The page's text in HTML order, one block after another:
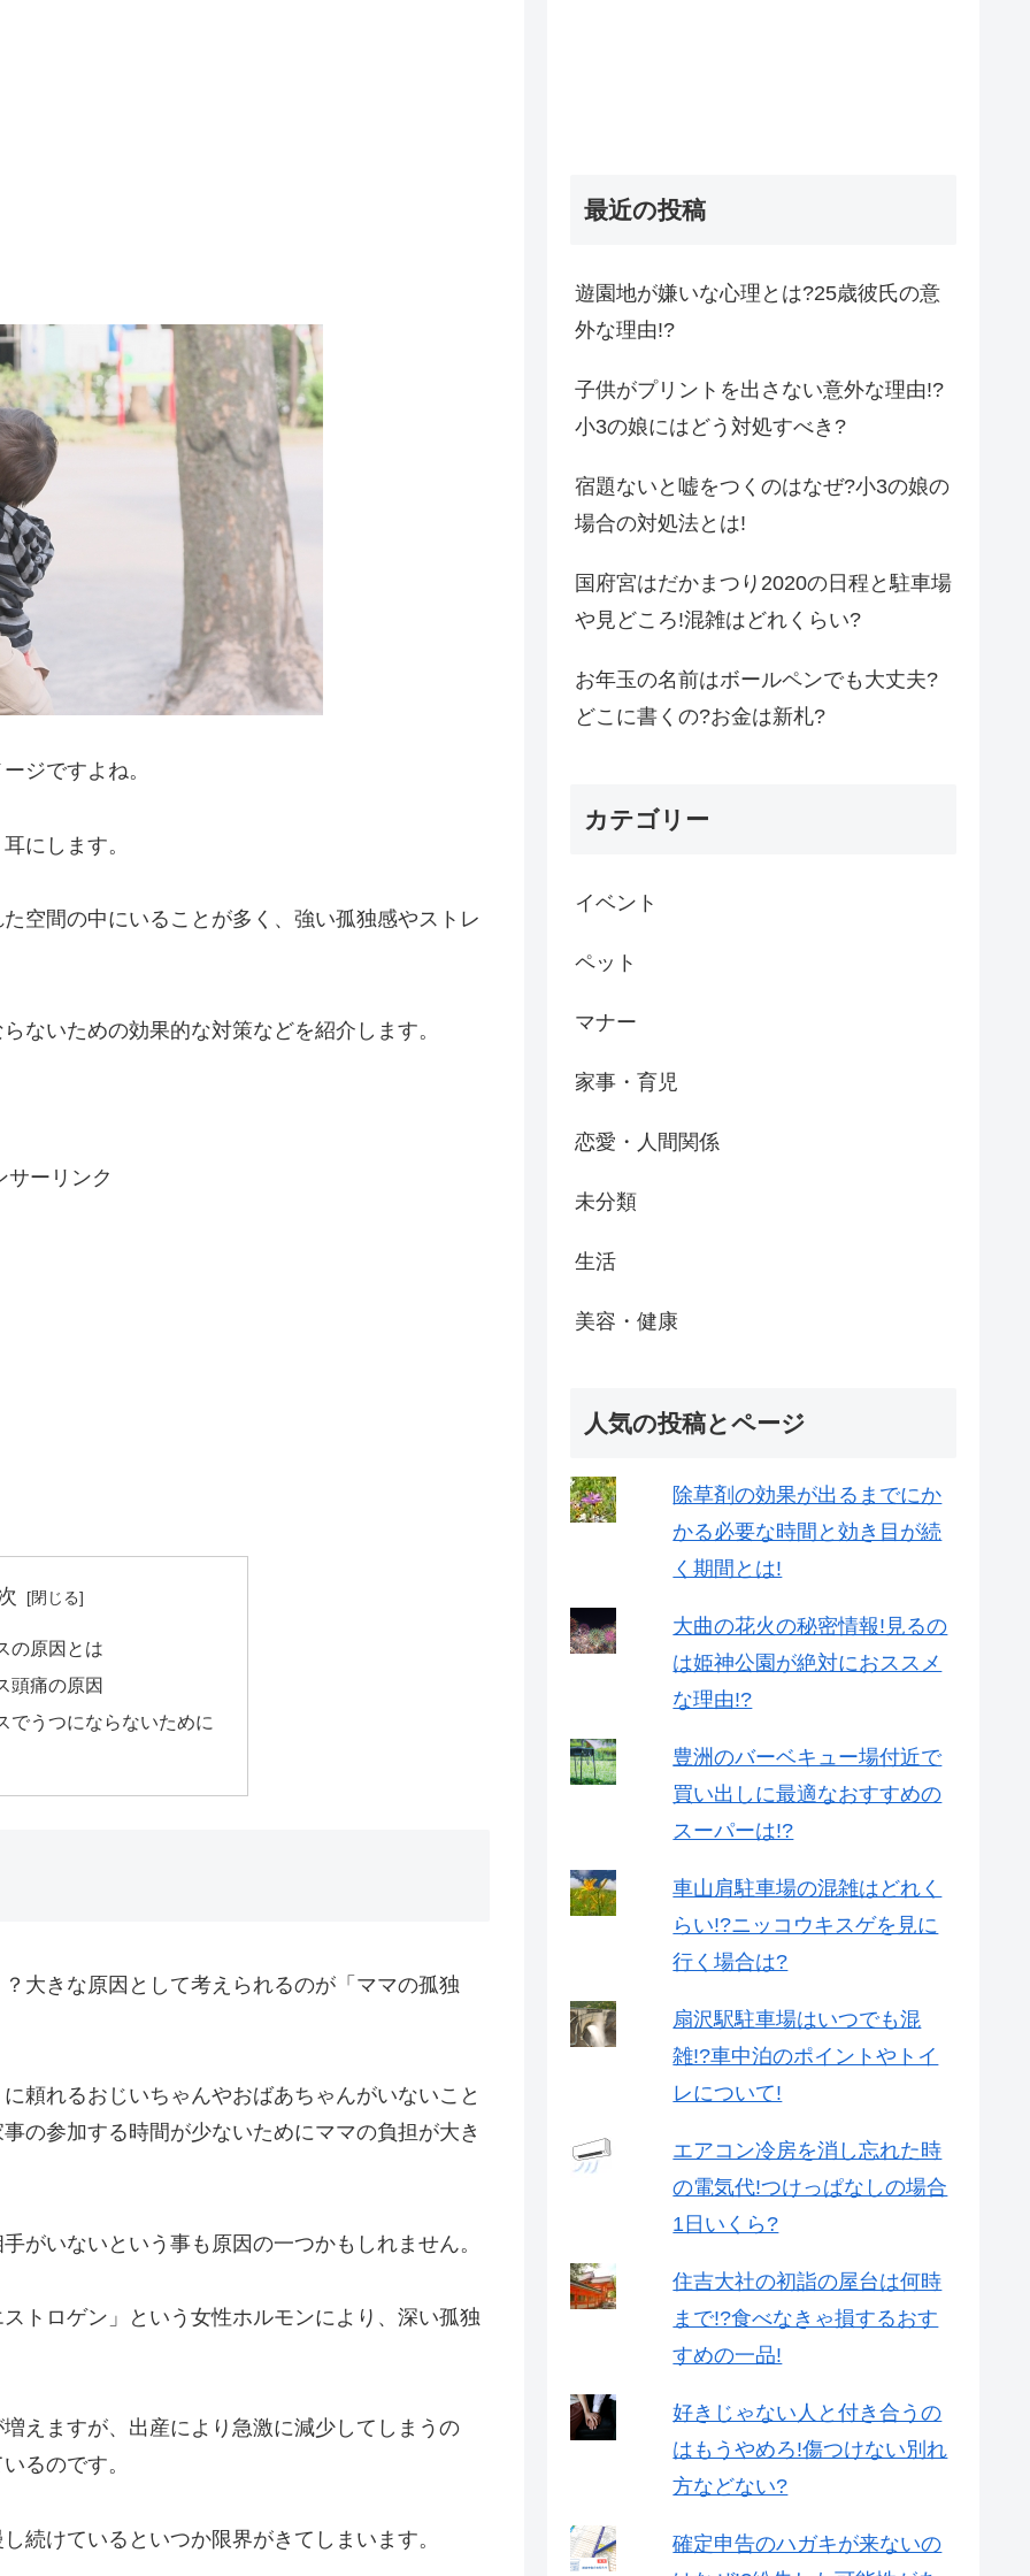
ジですよね。
にします。
空間の中にいることが多く、強い孤独感やストレ
ないための効果的な対策などを紹介します。
サーリンク
の原因とは
頭痛の原因
でうつにならないために
大きな原因として考えられるのが 「ママの孤独
頼れるおじいちゃんやおばあちゃんがいないこと
の参加する時間が少ないためにママの負担が大き
がいないという事も原因の一つかもしれません。
トロゲン」という女性ホルモンにより、深い孤独
えますが、出産により急激に減少してしまうの
るのです。
続けているといつか限界がきてしまいます。
最近の投稿
遊園地が嫌いな心理とは?25歳彼氏の意
外な理由!?
子供がプリントを出さない意外な理由!?
小3の娘にはどう対処すべき?
宿題ないと嘘をつくのはなぜ?小3の娘の
場合の対処法とは!
国府宮はだかまつり2020の日程と駐車場
や見どころ!混雑はどれくらい?
お年玉の名前はボールペンでも大丈夫?
どこに書くの?お金は新札?
カテゴリー
イベント
ペット
マナー
家事・育児
恋愛・人間関係
未分類
生活
美容・健康
人気の投稿とページ
除草剤の効果が出るまでにか
かる必要な時間と効き目が続
く期間とは!
大曲の花火の秘密情報!見るの
は姫神公園が絶対におススメ
な理由!?
豊洲のバーベキュー場付近で
買い出しに最適なおすすめの
スーパーは!?
車山肩駐車場の混雑はどれく
らい!?ニッコウキスゲを見に
行く場合は?
扇沢駅駐車場はいつでも混
雑!?車中泊のポイントやトイ
レについて!
エアコン冷房を消し忘れた時
の電気代!つけっぱなしの場合
1日いくら?
住吉大社の初詣の屋台は何時
まで!?食べなきゃ損するおす
すめの一品!
好きじゃない人と付き合うの
はもうやめろ!傷つけない別れ
方などない?
確定申告のハガキが来ないの